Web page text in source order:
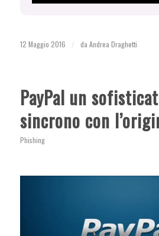
12 Maggio 2016 / da Andrea Draghetti
PayPal un
sincrono con
Phishing